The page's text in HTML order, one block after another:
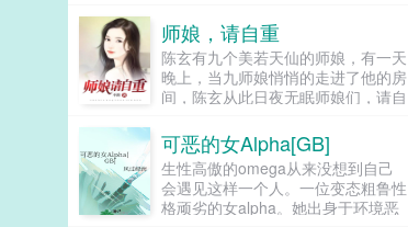
生，稍有不慎，尸骨无存为官一任，
造福一方，坚持本心，方为正道！...
师娘，请自重
陈玄有九个美若天仙的师娘，有一天
晚上，当九师娘悄悄的走进了他的房
间，陈玄从此日夜无眠师娘们，请自
可恶的女Alpha[GB]
生性高傲的omega从来没想到自己
会遇见这样一个人。一位变态粗鲁性
格顽劣的女alpha。她出身于环境恶